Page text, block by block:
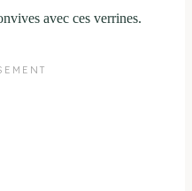
avec ces verrines.